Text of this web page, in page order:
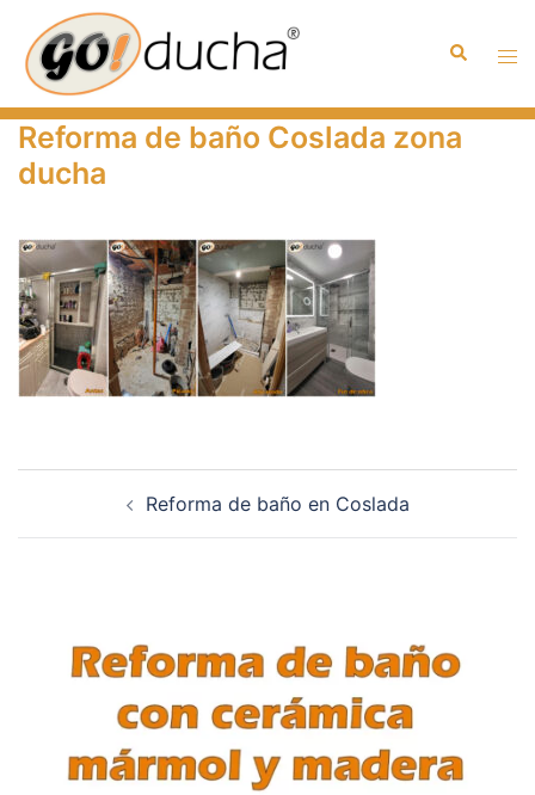
contenido
Buscar
Reforma de baño Coslada zona
ducha
Reforma de baño en Coslada